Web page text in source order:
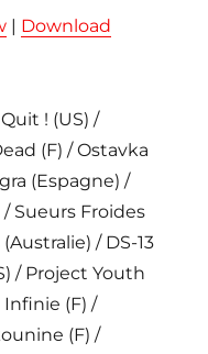
| Download
! (US) /
(F) / Ostavka
(Espagne) /
Sueurs Froides
/ DS-13
/ Project Youth
Infinie (F) /
(F) /